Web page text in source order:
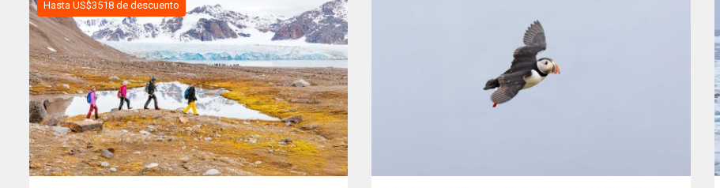
Hasta US$3518 de descuento